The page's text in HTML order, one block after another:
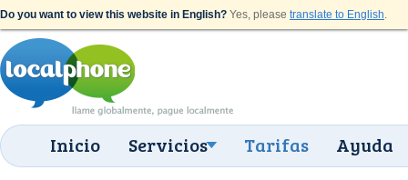
Do you want to view this website in English? Yes, please translate to English.
Inicio Servicios Tarifas Ayuda